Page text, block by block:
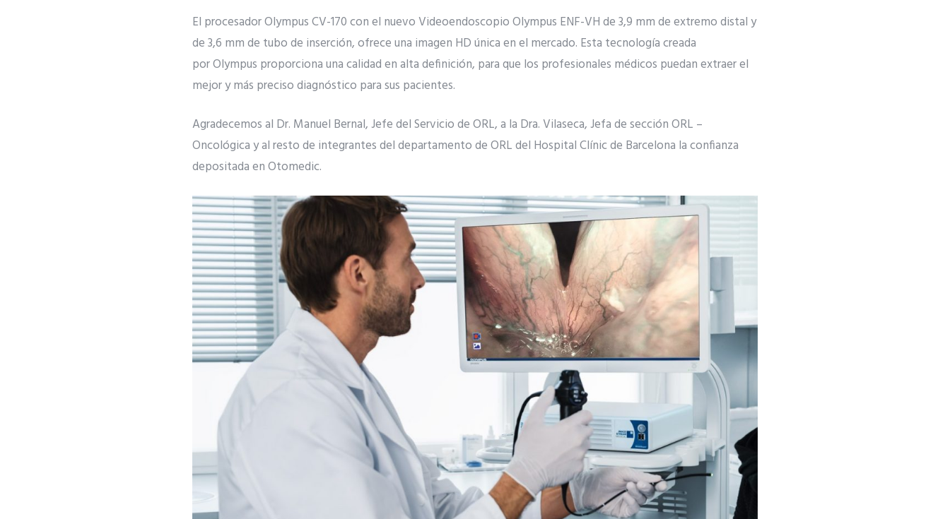
El procesador Olympus CV-170 con el nuevo Videoendoscopio Olympus ENF-VH de 3,9 mm de extremo distal y
de 3,6 mm de tubo de inserción, ofrece una imagen HD única en el mercado. Esta tecnología creada
por Olympus proporciona una calidad en alta definición, para que los profesionales médicos puedan extraer el
mejor y más preciso diagnóstico para sus pacientes.
Agradecemos al Dr. Manuel Bernal, Jefe del Servicio de ORL, a la Dra. Vilaseca, Jefa de sección ORL –
Oncológica y al resto de integrantes del departamento de ORL del Hospital Clínic de Barcelona la confianza
depositada en Otomedic.